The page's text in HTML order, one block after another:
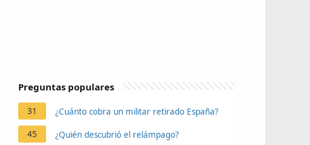
Preguntas populares
31 ¿Cuánto cobra un militar retirado España?
45 ¿Quién descubrió el relámpago?